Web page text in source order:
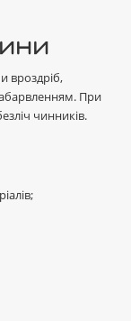
вроздріб,
При
чинників.